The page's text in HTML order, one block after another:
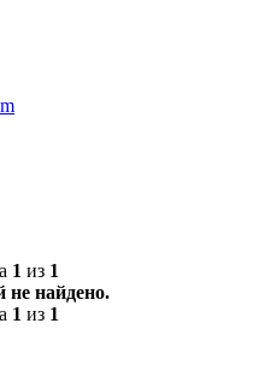
1 из 1
найдено.
1 из 1